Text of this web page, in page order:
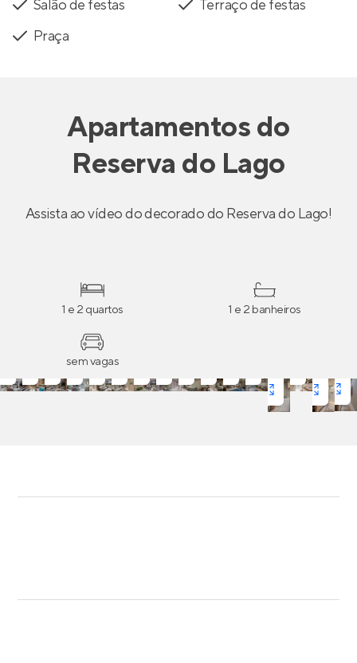
Salão de festas
Terraço de festas
Praça
Apartamentosdo
Reserva do Lago
Assista ao vídeo do decorado do Reserva do Lago!
1 e 2 quartos 1 e 2 banheiros
sem vagas